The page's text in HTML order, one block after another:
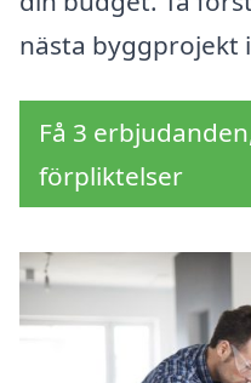
nästa byggprojekt
Få 3
förpliktelser